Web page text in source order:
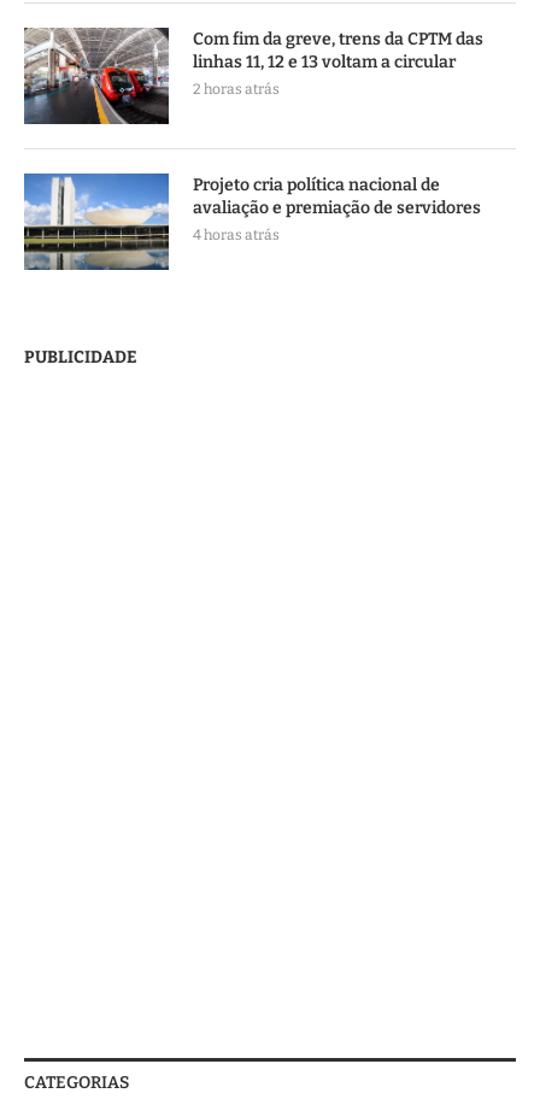
Com fim da greve, trens da CPTM das
linhas 11, 12 e 13 voltam a circular
2 horas atrás
Projeto cria política nacional de
avaliação e premiação de servidores
4 horas atrás
PUBLICIDADE
CATEGORIAS